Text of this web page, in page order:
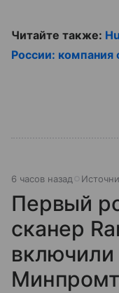
Читайте также:
России: компания
6 часов назад
Первый
сканер
включили